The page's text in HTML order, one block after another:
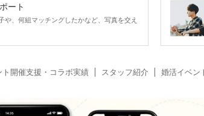
ート
や、何組マッチングしたかなど、写真を交え
ト開催支援・コラボ実績 スタッフ紹介 婚活イベン